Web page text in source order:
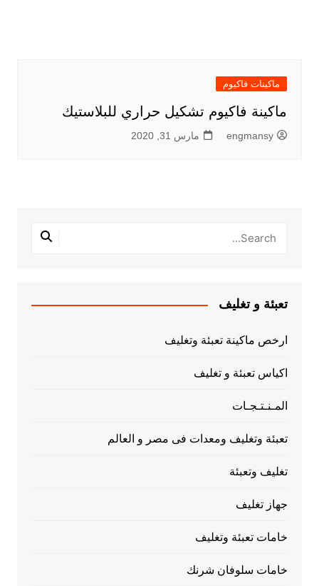
ماكينات فاكيوم
ماكينة فاكيوم تشكيل حراري للبلاستيك
engmansy مارس 31, 2020
تعبئة و تغليف
ارخص ماكينة تعبئة وتغليف
اكياس تعبئة و تغليف
المـنـتـجـات
تعبئة وتغليف ومعدات فى مصر و العالم
تغليف وتعبئة
جهاز تغليف
خامات تعبئة وتغليف
خامات سلوفان شرنك